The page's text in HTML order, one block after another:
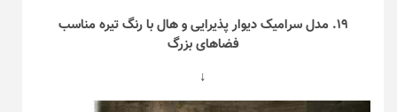
۱۹. مدل سرامیک دیوار پذیرایی و هال با رنگ تیره مناسب
فضا‌های بزرگ
↓